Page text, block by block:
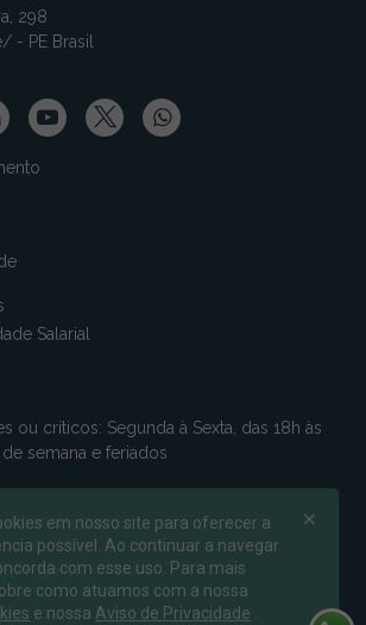
298
- PE Brasil
Salarial
ou críticos: Segunda à Sexta, das 18h às
semana e feriados
mv
em nosso site para oferecer a
possível. Ao continuar a navegar
com esse uso. Para mais
como atuamos com a nossa
e nossa Aviso de Privacidade